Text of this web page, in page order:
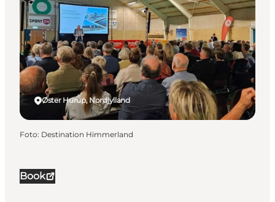
Book
Øster Hurup, Nordjylland
Foto: Destination Himmerland